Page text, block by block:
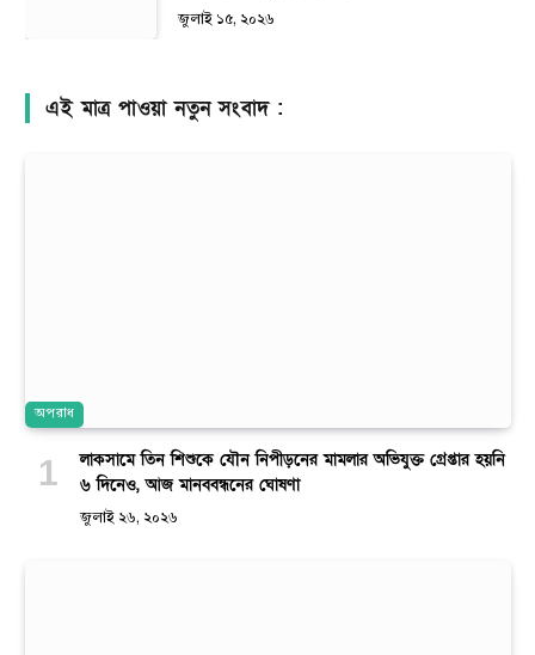
জুলাই ১৫, ২০২৬
এই মাত্র পাওয়া নতুন সংবাদ :
অপরাধ
লাকসামে তিন শিশুকে যৌন নিপীড়নের মামলার অভিযুক্ত গ্রেপ্তার হয়নি
৬ দিনেও, আজ মানববন্ধনের ঘোষণা
জুলাই ২৬, ২০২৬